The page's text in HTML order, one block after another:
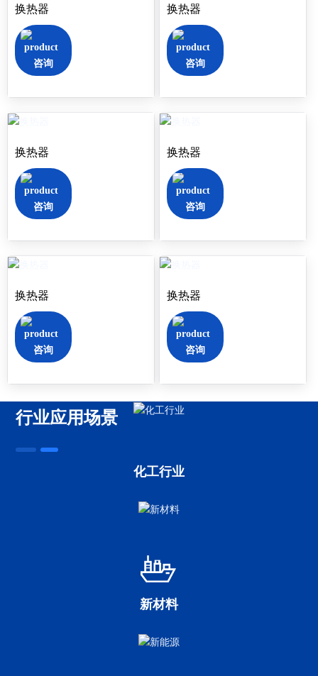
换热器
咨询
换热器
咨询
换热器
咨询
换热器
咨询
换热器
咨询
换热器
咨询
行业应用场景
化工行业
新材料